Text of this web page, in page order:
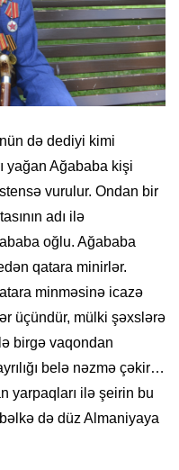
də dediyi kimi
yağan Ağababa kişi
vurulur. Ondan bir
adı ilə
oğlu. Ağababa
qatara minirlər.
minməsinə icazə
üçündür, mülki şəxslərə
birgə vaqondan
belə nəzmə çəkir…
yarpaqları ilə şeirin bu
də düz Almaniyaya